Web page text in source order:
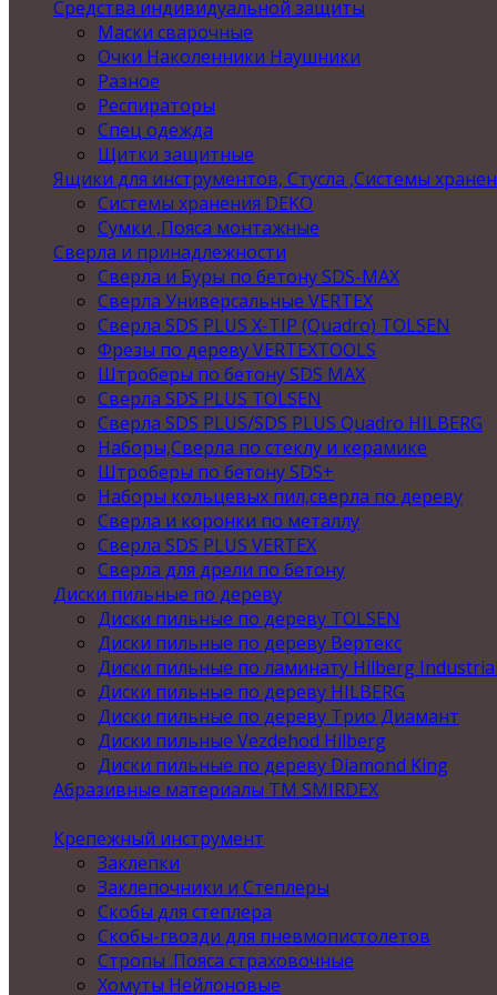
Средства индивидуальной защиты
Маски сварочные
Очки Наколенники Наушники
Разное
Респираторы
Спец одежда
Щитки защитные
Ящики для инструментов, Стусла ,Системы
Системы хранения DEKO
Сумки ,Пояса монтажные
Сверла и принадлежности
Сверла и Буры по бетону SDS-MAX
Сверла Универсальные VERTEX
Сверла SDS PLUS X-TIP (Quadro) TOLSEN
Фрезы по дереву VERTEXTOOLS
Штроберы по бетону SDS MAX
Сверла SDS PLUS TOLSEN
Сверла SDS PLUS/SDS PLUS Quadro HILBERG
Наборы,Сверла по стеклу и керамике
Штроберы по бетону SDS+
Наборы кольцевых пил,сверла по дереву
Сверла и коронки по металлу
Сверла SDS PLUS VERTEX
Сверла для дрели по бетону
Диски пильные по дереву
Диски пильные по дереву TOLSEN
Диски пильные по дереву Вертекс
Диски пильные по ламинату Hilberg
Диски пильные по дереву HILBERG
Диски пильные по дереву Трио Диамант
Диски пильные Vezdehod Hilberg
Диски пильные по дереву Diamond King
Абразивные материалы ТМ SMIRDEX
Крепежный инструмент
Заклепки
Заклепочники и Степлеры
Скобы для степлера
Скобы-гвозди для пневмопистолетов
Стропы .Пояса страховочные
Хомуты Нейлоновые